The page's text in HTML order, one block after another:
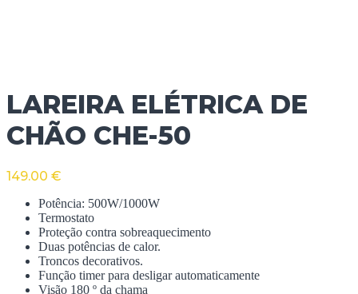
LAREIRA ELÉTRICA DE
CHÃO CHE-50
149.00 €
Potência: 500W/1000W
Termostato
Proteção contra sobreaquecimento
Duas potências de calor.
Troncos decorativos.
Função timer para desligar automaticamente
Visão 180 º da chama